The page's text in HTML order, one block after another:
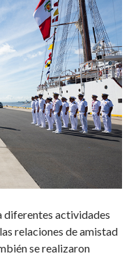
diferentes actividades
relaciones de amistad
se realizaron